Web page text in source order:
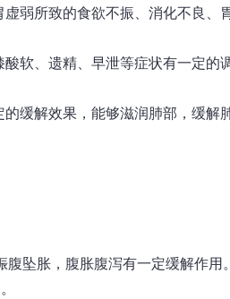
弱所致的食欲不振、消化不良、
软、遗精、早泄等症状有一定的
缓解效果，能够滋润肺部，缓解
坠胀，腹胀腹泻有一定缓解作用